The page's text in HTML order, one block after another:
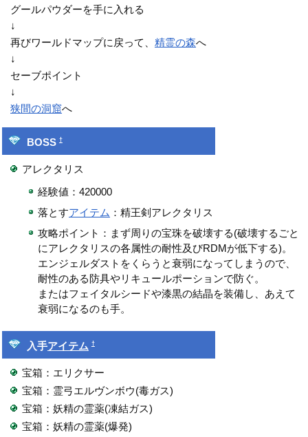
グールパウダーを手に入れる
↓
再びワールドマップに戻って、精霊の森へ
↓
セーブポイント
↓
狭間の洞窟へ
BOSS †
アレクタリス
経験値：420000
落とすアイテム ：精王剣アレクタリス
攻略ポイント：まず周りの宝珠を破壊する(破壊するごと
にアレクタリスの各属性の耐性及びRDMが低下する)。
エンジェルダストをくらうと衰弱になってしまうので、
耐性のある防具やリキュールポーションで防ぐ。
またはフェイタルシードや漆黒の結晶を装備し、あえて
衰弱になるのも手。
入手アイテム †
宝箱：エリクサー
宝箱：霊弓エルヴンボウ(毒ガス)
宝箱：妖精の霊薬(凍結ガス)
宝箱：妖精の霊薬(爆発)